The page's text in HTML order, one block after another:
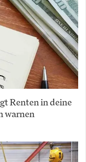
Renten in deine
warnen